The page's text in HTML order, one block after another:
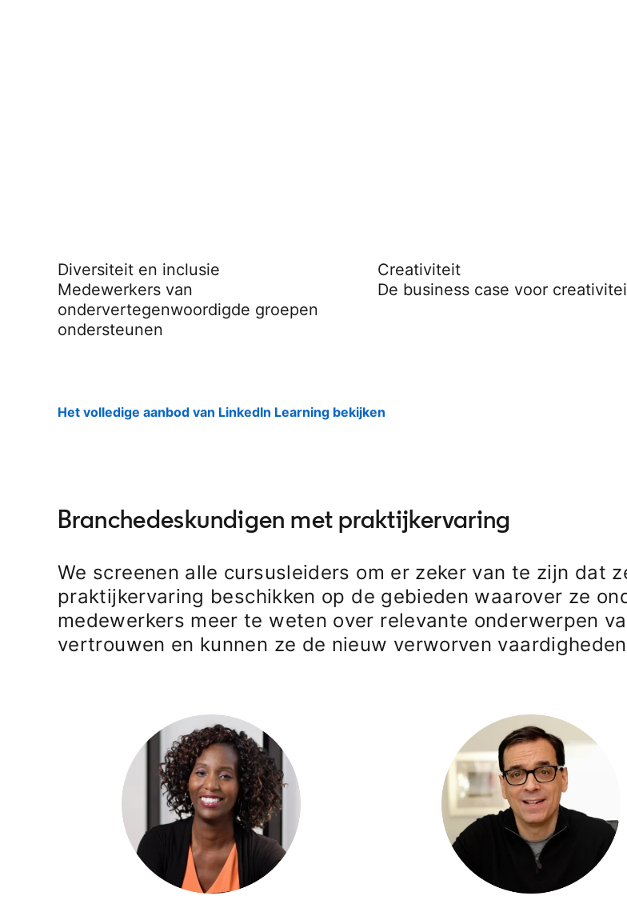
Diversiteit en inclusie
Medewerkers van
ondervertegenwoordigde groepen
ondersteunen
Creativiteit
De business case voor
Het volledige aanbod van LinkedIn Learning bekijken
Branchedeskundigen met praktijkervaring
We screenen alle cursusleiders om er zeker van te zijn dat
praktijkervaring beschikken op de gebieden waarover ze
medewerkers meer te weten over relevante onderwerpen
vertrouwen en kunnen ze de nieuw verworven